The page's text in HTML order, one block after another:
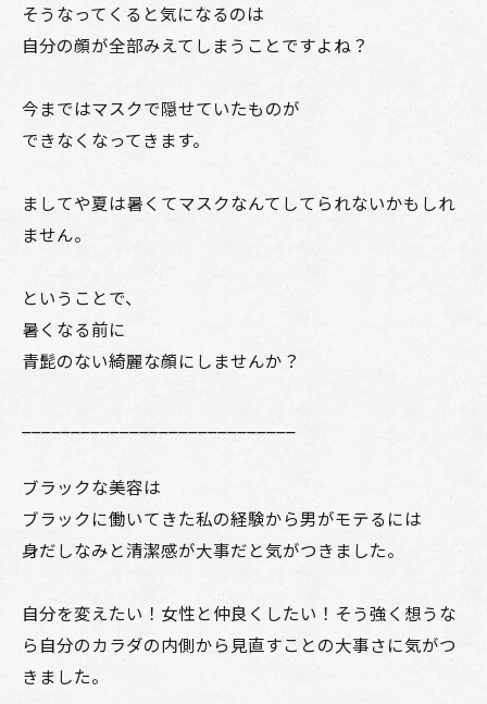
そうなってくると気になるのは
自分の顔が全部みえてしまうことですよね？
今まではマスクで隠せていたものが
できなくなってきます。
ましてや夏は暑くてマスクなんてしてられないかもしれ
ません。
ということで、
暑くなる前に
青髭のない綺麗な顔にしませんか？
ブラックな美容は
ブラックに働いてきた私の経験から男がモテるには
身だしなみと清潔感が大事だと気がつきました。
自分を変えたい！女性と仲良くしたい！そう強く想うな
ら自分のカラダの内側から見直すことの大事さに気がつ
きました。